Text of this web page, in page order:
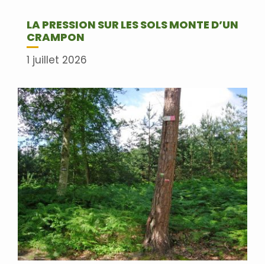
LA PRESSION SUR LES SOLS MONTE D’UN
CRAMPON
1 juillet 2026